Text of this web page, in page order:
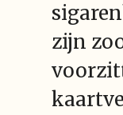
zijn